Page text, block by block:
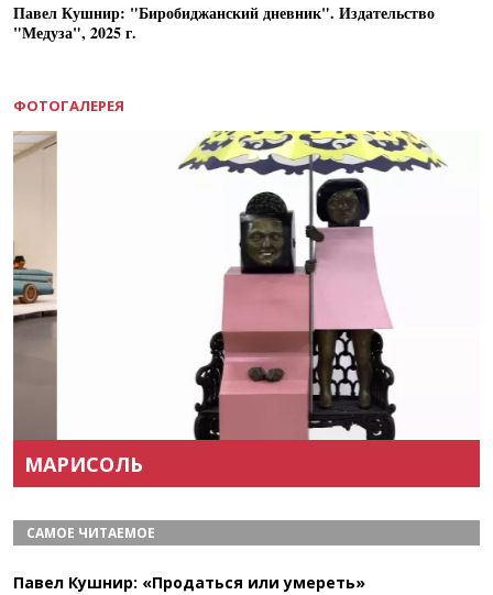
Павел Кушнир: "Биробиджанский дневник". Издательство
"Медуза", 2025 г.
ФОТОГАЛЕРЕЯ
МАРИСОЛЬ
САМОЕ ЧИТАЕМОЕ
Павел Кушнир: «Продаться или умереть»